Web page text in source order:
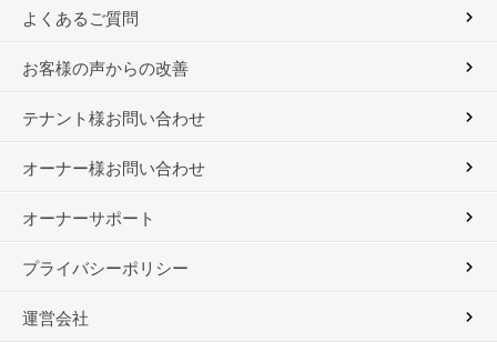
よくあるご質問
お客様の声からの改善
テナント様お問い合わせ
オーナー様お問い合わせ
オーナーサポート
プライバシーポリシー
運営会社